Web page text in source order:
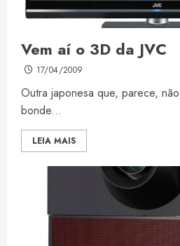
Vem aí o 3D da JVC
17/04/2009
Outra japonesa que, parece,
bonde...
LEIA MAIS